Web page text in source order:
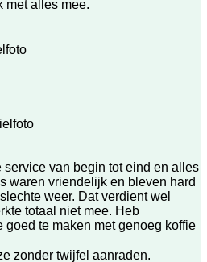
met alles mee.
service van begin tot eind en alles
waren vriendelijk en bleven hard
weer. Dat verdient wel
totaal niet mee. Heb
goed te maken met genoeg koffie
zonder twijfel aanraden.